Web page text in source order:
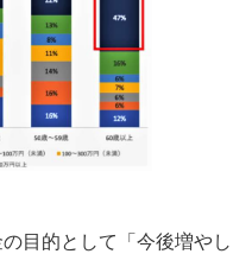
目的として「今後増やし